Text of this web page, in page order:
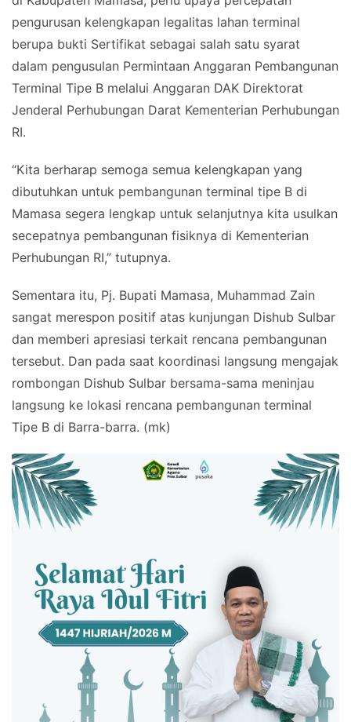
pengurusan kelengkapan legalitas lahan terminal
berupa bukti Sertifikat sebagai salah satu syarat
dalam pengusulan Permintaan Anggaran Pembangunan
Terminal Tipe B melalui Anggaran DAK Direktorat
Jenderal Perhubungan Darat Kementerian Perhubungan
RI.
“Kita berharap semoga semua kelengkapan yang
dibutuhkan untuk pembangunan terminal tipe B di
Mamasa segera lengkap untuk selanjutnya kita usulkan
secepatnya pembangunan fisiknya di Kementerian
Perhubungan RI,” tutupnya.
Sementara itu, Pj. Bupati Mamasa, Muhammad Zain
sangat merespon positif atas kunjungan Dishub Sulbar
dan memberi apresiasi terkait rencana pembangunan
tersebut. Dan pada saat koordinasi langsung mengajak
rombongan Dishub Sulbar bersama-sama meninjau
langsung ke lokasi rencana pembangunan terminal
Tipe B di Barra-barra. (mk)